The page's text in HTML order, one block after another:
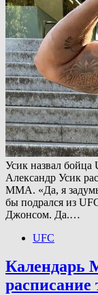
Усик назвал бойца
Александр Усик
MMA. «Да, я
бы подрался из
Джонсом. Да.…
UFC
Календарь
расписание